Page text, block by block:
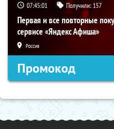
07:45:00 Получили: 157
Первая и все повторные
сервисе «Яндекс Афиша»
Россия
Промокод